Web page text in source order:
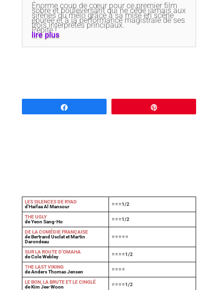
Énorme coup de cœur pour ce premier film
sobre et bouleversant qui ne cède jamais aux
sirènes du mélo grâce à sa mise en scène
épurée et à la performance magistrale de ses
trois interprètes principaux.
Pépite !
lire plus
LES SILENCES DE RYAD
d'Haifaa Al Mansour
⭐⭐⭐1/2
THE UGLY
de Yeon Sang-Ho
⭐⭐⭐1/2
DE LA COMÉDIE FRANÇAISE
de Bertrand Usclat et Martin
Darondeau
⭐⭐⭐⭐⭐
SUR LA ROUTE D'OMAHA
de Cole Webley
⭐⭐⭐⭐1/2
THE LAST VIKING
de Anders Thomas Jensen
⭐⭐⭐⭐
LE BON, LA BRUTE ET LE CINGLÉ
de Kim Jee-Woon
⭐⭐⭐⭐1/2